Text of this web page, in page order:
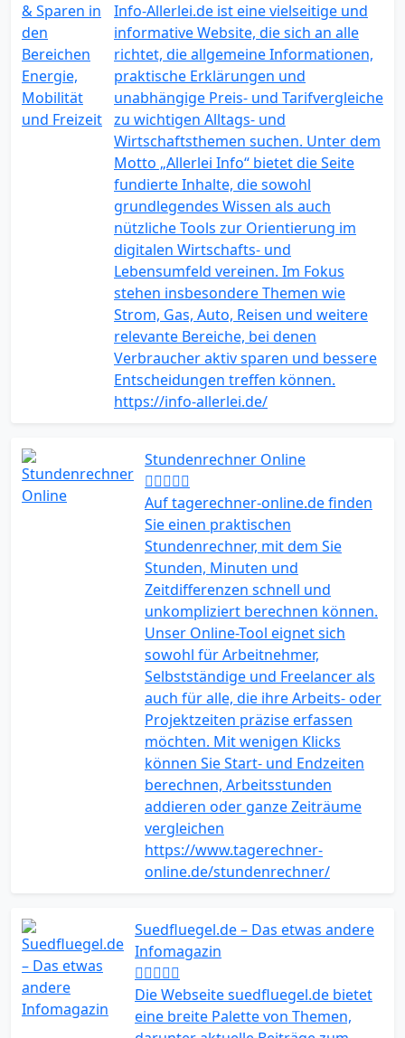
Info-Allerlei.de ist eine vielseitige und
informative Website, die sich an alle
richtet, die allgemeine Informationen,
praktische Erklärungen und
unabhängige Preis- und Tarifvergleiche
zu wichtigen Alltags- und
Wirtschaftsthemen suchen. Unter dem
Motto „Allerlei Info“ bietet die Seite
fundierte Inhalte, die sowohl
grundlegendes Wissen als auch
nützliche Tools zur Orientierung im
digitalen Wirtschafts- und
Lebensumfeld vereinen. Im Fokus
stehen insbesondere Themen wie
Strom, Gas, Auto, Reisen und weitere
relevante Bereiche, bei denen
Verbraucher aktiv sparen und bessere
Entscheidungen treffen können.
https://info-allerlei.de/
Stundenrechner Online
Auf tagerechner-online.de finden
Sie einen praktischen
Stundenrechner, mit dem Sie
Stunden, Minuten und
Zeitdifferenzen schnell und
unkompliziert berechnen können.
Unser Online-Tool eignet sich
sowohl für Arbeitnehmer,
Selbstständige und Freelancer als
auch für alle, die ihre Arbeits- oder
Projektzeiten präzise erfassen
möchten. Mit wenigen Klicks
können Sie Start- und Endzeiten
berechnen, Arbeitsstunden
addieren oder ganze Zeiträume
vergleichen
https://www.tagerechner-
online.de/stundenrechner/
Suedfluegel.de – Das etwas andere
Infomagazin
Die Webseite suedfluegel.de bietet
eine breite Palette von Themen,